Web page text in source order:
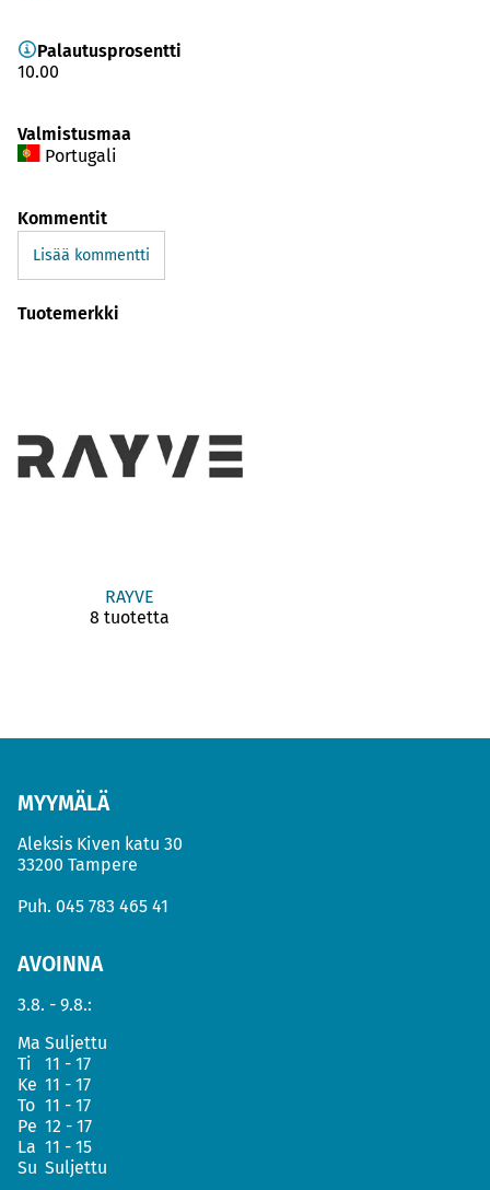
Palautusprosentti
10.00
Valmistusmaa
Portugali
Kommentit
Lisää kommentti
Tuotemerkki
RAYVE
8 tuotetta
MYYMÄLÄ
Aleksis Kiven katu 30
33200 Tampere
Puh. 045 783 465 41
AVOINNA
3.8. - 9.8.:
Ma Suljettu
Ti
11 - 17
Ke 11 - 17
To 11 - 17
Pe 12 - 17
La 11 - 15
Su Suljettu